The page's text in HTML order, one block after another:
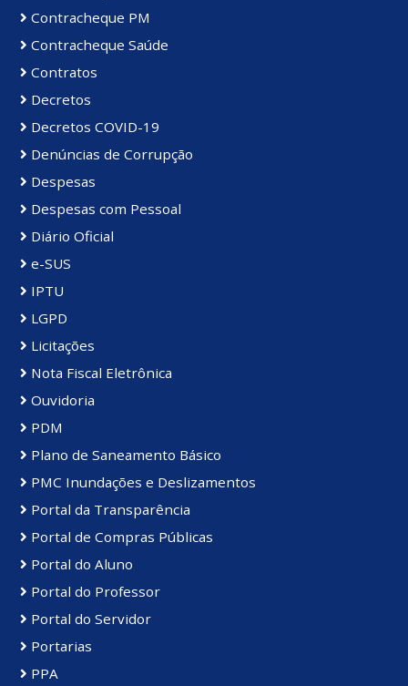
Contracheque PM
Contracheque Saúde
Contratos
Decretos
Decretos COVID-19
Denúncias de Corrupção
Despesas
Despesas com Pessoal
Diário Oficial
e-SUS
IPTU
LGPD
Licitações
Nota Fiscal Eletrônica
Ouvidoria
PDM
Plano de Saneamento Básico
PMC Inundações e Deslizamentos
Portal da Transparência
Portal de Compras Públicas
Portal do Aluno
Portal do Professor
Portal do Servidor
Portarias
PPA